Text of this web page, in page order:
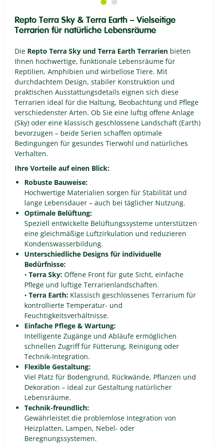
Repto Terra Sky & Terra Earth – Vielseitige
Terrarien für natürliche Lebensräume
Die Repto Terra Sky und Terra Earth Terrarien bieten
Ihnen hochwertige, funktionale Lebensräume für
Reptilien, Amphibien und wirbellose Tiere. Mit
durchdachtem Design, stabiler Konstruktion und
praktischen Ausstattungsdetails eignen sich diese
Terrarien ideal für die Haltung, Beobachtung und Pflege
verschiedenster Arten. Ob Sie eine luftig offene Anlage
(Sky) oder eine klassisch geschlossene Landschaft (Earth)
bevorzugen – beide Serien schaffen optimale
Bedingungen für gesundes Tierwohl und natürliches
Verhalten.
Ihre Vorteile auf einen Blick:
Robuste Bauweise:
Hochwertige Materialien sorgen für Stabilität und
lange Lebensdauer – auch bei täglicher Nutzung.
Optimale Belüftung:
Speziell entwickelte Belüftungssysteme unterstützen
eine gleichmäßige Luftzirkulation und reduzieren
Kondenswasserbildung.
Unterschiedliche Designs für individuelle
Bedürfnisse:
• Terra Sky: Offene Front für gute Sicht, einfache
Pflege und luftige Terrarienlandschaften.
• Terra Earth: Klassisch geschlossenes Terrarium für
kontrollierte Temperatur- und
Feuchtigkeitsverhältnisse.
Einfache Pflege & Wartung:
Intelligente Zugänge und Abläufe ermöglichen
schnellen Zugriff für Fütterung, Reinigung oder
Technik-Integration.
Flexible Gestaltung:
Viel Platz für Bodengrund, Rückwände, Pflanzen und
Dekoration – ideal zur Gestaltung natürlicher
Lebensräume.
Technik-freundlich:
Gewährleistet die problemlose Integration von
Heizplatten, Lampen, Nebel- oder
Beregnungssystemen.